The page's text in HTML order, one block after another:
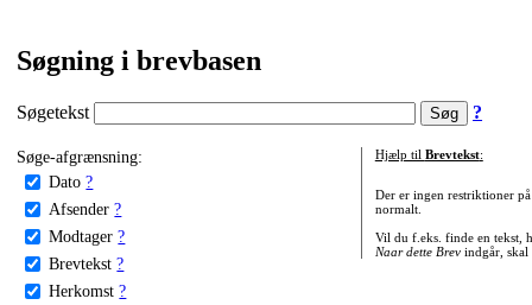
Søgning i brevbasen
Søgetekst ?
Søge-afgrænsning:
Dato ?
Afsender ?
Modtager ?
Brevtekst ?
Herkomst ?
Hjælp til Brevtekst:
Der er ingen restriktioner
normalt.
Vil du f.eks. finde en tekst,
Naar dette Brevindgår, skal